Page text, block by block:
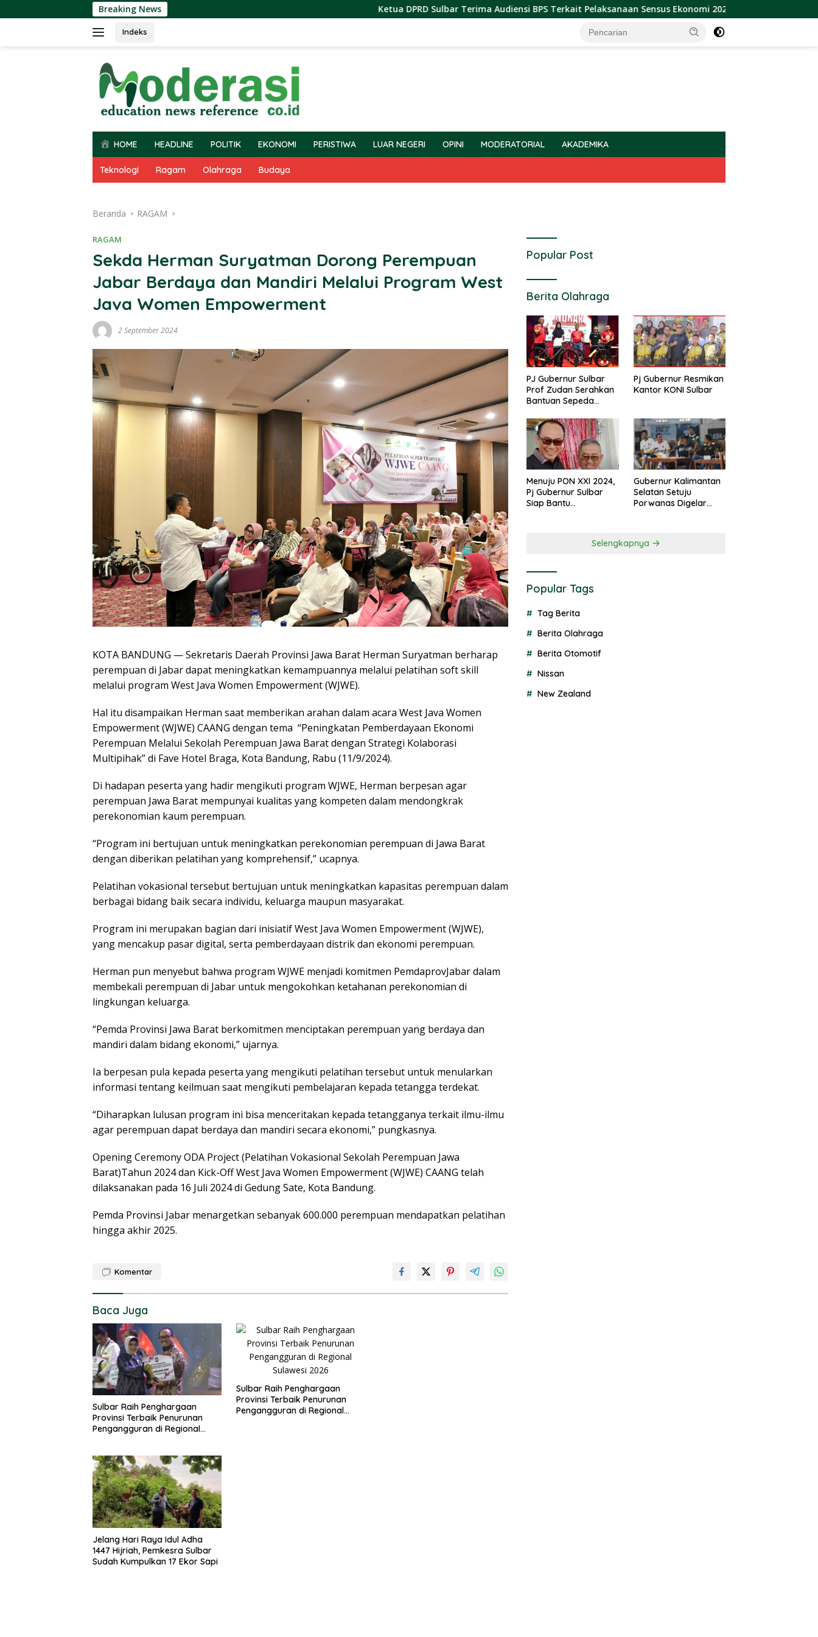
ke
Breaking News Ketua DPRD Sulbar Terima Audiensi BPS Terkait Pelaksanaan Sensus Ekonomi 2026 Sulbar Raih
Indeks
HOME HEADLINE POLITIK EKONOMI PERISTIWA LUAR NEGERI OPINI MODERATORIAL AKADEMIKA
Teknologi Ragam Olahraga Budaya
Beranda RAGAM
RAGAM
Sekda Herman Suryatman Dorong Perempuan
Jabar Berdaya dan Mandiri Melalui Program West
Java Women Empowerment
2 September 2024
KOTA BANDUNG — Sekretaris Daerah Provinsi Jawa Barat Herman Suryatman berharap
perempuan di Jabar dapat meningkatkan kemampuannya melalui pelatihan soft skill
melalui program West Java Women Empowerment (WJWE).
Hal itu disampaikan Herman saat memberikan arahan dalam acara West Java Women
Empowerment (WJWE) CAANG dengan tema “Peningkatan Pemberdayaan Ekonomi
Perempuan Melalui Sekolah Perempuan Jawa Barat dengan Strategi Kolaborasi
Multipihak” di Fave Hotel Braga, Kota Bandung, Rabu (11/9/2024).
Di hadapan peserta yang hadir mengikuti program WJWE, Herman berpesan agar
perempuan Jawa Barat mempunyai kualitas yang kompeten dalam mendongkrak
perekonomian kaum perempuan.
“Program ini bertujuan untuk meningkatkan perekonomian perempuan di Jawa Barat
dengan diberikan pelatihan yang komprehensif,” ucapnya.
Pelatihan vokasional tersebut bertujuan untuk meningkatkan kapasitas perempuan dalam
berbagai bidang baik secara individu, keluarga maupun masyarakat.
Program ini merupakan bagian dari inisiatif West Java Women Empowerment (WJWE),
yang mencakup pasar digital, serta pemberdayaan distrik dan ekonomi perempuan.
Herman pun menyebut bahwa program WJWE menjadi komitmen PemdaprovJabar dalam
membekali perempuan di Jabar untuk mengokohkan ketahanan perekonomian di
lingkungan keluarga.
“Pemda Provinsi Jawa Barat berkomitmen menciptakan perempuan yang berdaya dan
mandiri dalam bidang ekonomi,” ujarnya.
Ia berpesan pula kepada peserta yang mengikuti pelatihan tersebut untuk menularkan
informasi tentang keilmuan saat mengikuti pembelajaran kepada tetangga terdekat.
“Diharapkan lulusan program ini bisa menceritakan kepada tetangganya terkait ilmu-ilmu
agar perempuan dapat berdaya dan mandiri secara ekonomi,” pungkasnya.
Opening Ceremony ODA Project (Pelatihan Vokasional Sekolah Perempuan Jawa
Barat)Tahun 2024 dan Kick-Off West Java Women Empowerment (WJWE) CAANG telah
dilaksanakan pada 16 Juli 2024 di Gedung Sate, Kota Bandung.
Pemda Provinsi Jabar menargetkan sebanyak 600.000 perempuan mendapatkan pelatihan
hingga akhir 2025.
Komentar
Baca Juga
Sulbar Raih Penghargaan
Provinsi Terbaik Penurunan
Pengangguran di Regional
Sulbar Raih Penghargaan
Provinsi Terbaik Penurunan
Pengangguran di Regional
Jelang Hari Raya Idul Adha
1447 Hijriah, Pemkesra Sulbar
Sudah Kumpulkan 17 Ekor Sapi
Popular Post
Berita Olahraga
PJ Gubernur Sulbar
Prof Zudan Serahkan
Bantuan Sepeda
PON 2024
Pj Gubernur Resmikan
Kantor KONI Sulbar
Menuju PON XXI 2024,
Pj Gubernur Sulbar
Siap Bantu
Gubernur Kalimantan
Selatan Setuju
Porwanas Digelar
Selengkapnya
Popular Tags
Tag Berita
Berita Olahraga
Berita Otomotif
Nissan
New Zealand